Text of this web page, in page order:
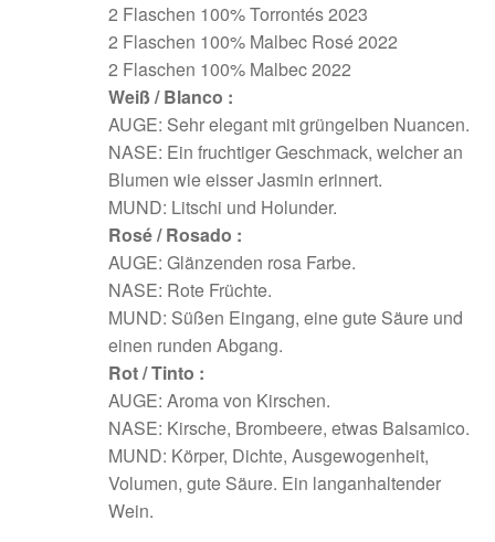
2 Flaschen 100% Torrontés 2023
2 Flaschen 100% Malbec Rosé 2022
2 Flaschen 100% Malbec 2022
Weiß / Blanco :
AUGE: Sehr elegant mit grüngelben Nuancen.
NASE: Ein fruchtiger Geschmack, welcher an
Blumen wie eisser Jasmin erinnert.
MUND: Litschi und Holunder.
Rosé / Rosado :
AUGE: Glänzenden rosa Farbe.
NASE: Rote Früchte.
MUND: Süßen Eingang, eine gute Säure und
einen runden Abgang.
Rot / Tinto :
AUGE: Aroma von Kirschen.
NASE: Kirsche, Brombeere, etwas Balsamico.
MUND: Körper, Dichte, Ausgewogenheit,
Volumen, gute Säure. Ein langanhaltender
Wein.